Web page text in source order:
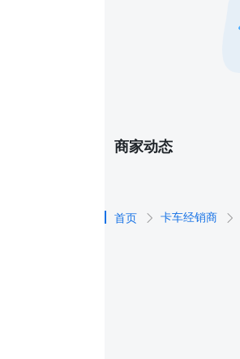
商家动态
首页 卡车经销商